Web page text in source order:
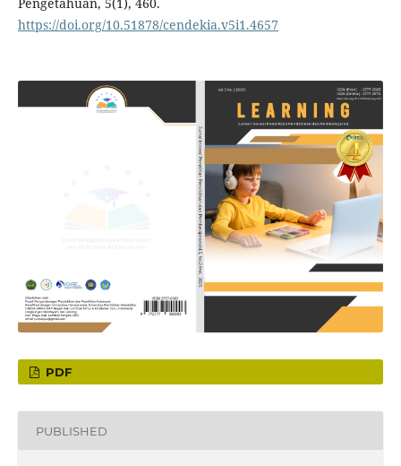
https://doi.org/10.51878/cendekia.v5i1.4657
PDF
PUBLISHED